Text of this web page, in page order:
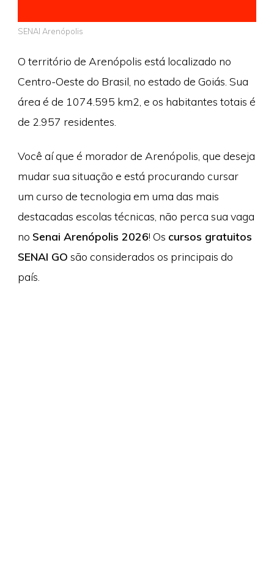
SENAI Arenópolis
O território de Arenópolis está localizado no
Centro-Oeste do Brasil, no estado de Goiás. Sua
área é de 1074.595 km2, e os habitantes totais é
de 2.957 residentes.
Você aí que é morador de Arenópolis, que deseja
mudar sua situação e está procurando cursar
um curso de tecnologia em uma das mais
destacadas escolas técnicas, não perca sua vaga
no Senai Arenópolis 2026! Os cursos gratuitos
SENAI GO são considerados os principais do
país.